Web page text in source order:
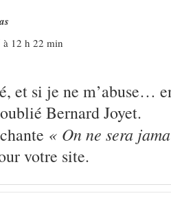
12 h 22 min
et si je ne m’abuse…
Bernard Joyet.
« On ne sera
votre site.